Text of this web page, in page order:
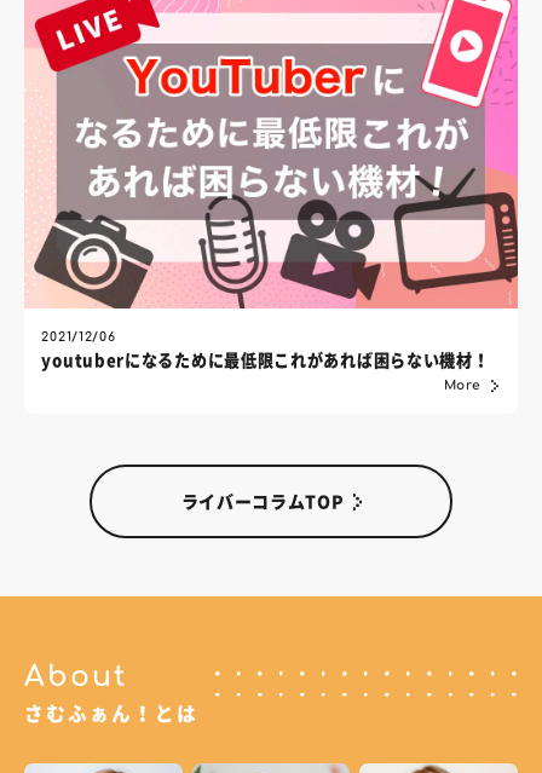
2021/12/06
youtuberになるために最低限これがあれば困らない機材！
More
ライバーコラムTOP
About
さむふぁん！とは